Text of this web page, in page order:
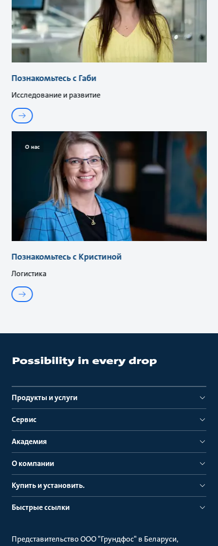
Познакомьтесь с Габи
Исследование и развитие
О нас
Познакомьтесь с Кристиной
Логистика
Продукты и услуги
Сервис
Академия
О компании
Купить и установить.
Быстрые ссылки
Представительство ООО "Грундфос" в Беларуси